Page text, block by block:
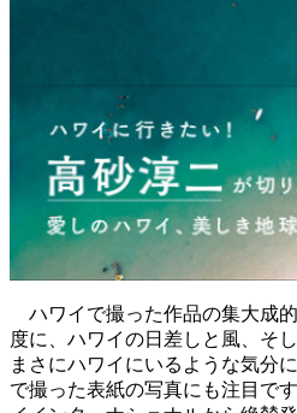
ハワイで撮った作品の集大成
度に、ハワイの日差しと風、そ
まさにハワイにいるような気分
で撮った表紙の写真にも注目で